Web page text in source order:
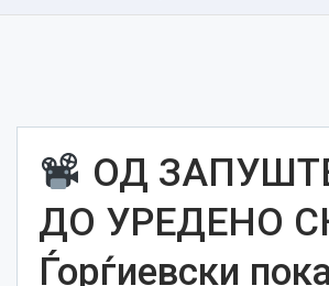
ОД
ДО УРЕДЕНО
Ѓорѓиевски